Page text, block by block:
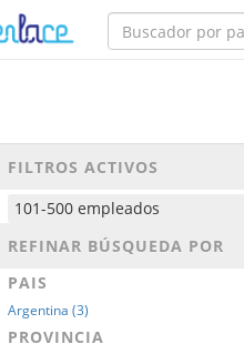
FILTROS ACTIVOS
101-500 empleados
REFINAR BÚSQUEDA POR
PAIS
Argentina (3)
PROVINCIA